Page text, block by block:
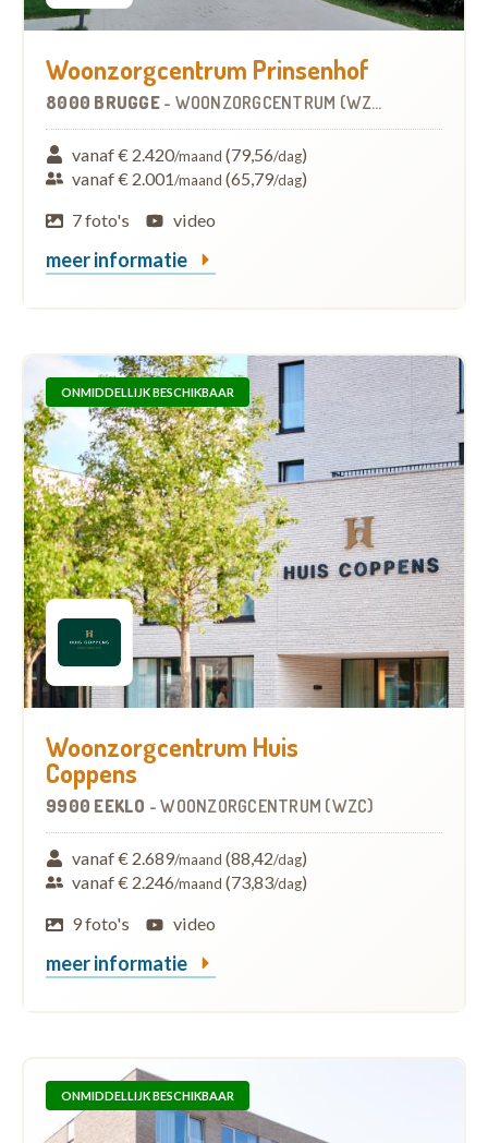
Woonzorgcentrum Prinsenhof
8000 BRUGGE - WOONZORGCENTRUM (WZC)
vanaf € 2.420/maand (79,56/dag)
vanaf € 2.001/maand (65,79/dag)
7 foto's
video
meer informatie
ONMIDDELLIJK BESCHIKBAAR
Woonzorgcentrum Huis
Coppens
9900 EEKLO -WOONZORGCENTRUM (WZC)
vanaf € 2.689/maand (88,42/dag)
vanaf € 2.246/maand (73,83/dag)
9 foto's
video
meer informatie
ONMIDDELLIJK BESCHIKBAAR